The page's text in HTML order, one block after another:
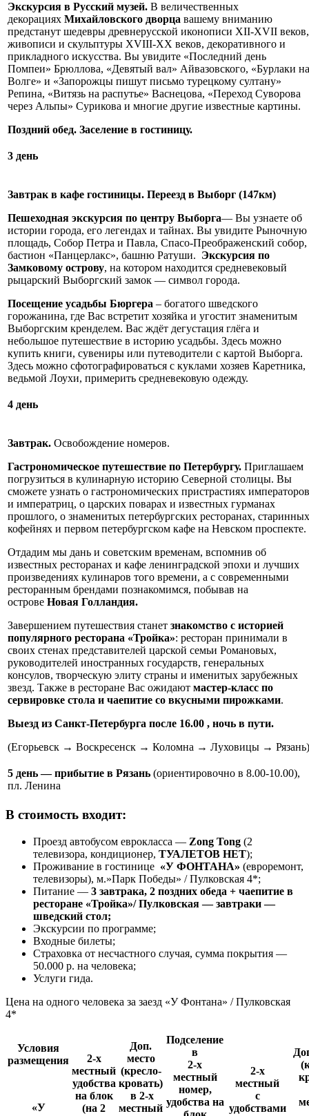
Экскурсия в Русский музей. В величественных
декорациях Михайловского дворца вашему вниманию
предстанут шедевры древнерусской иконописи XII-XVII веков,
живописи и скульптуры XVIII-XX веков, декоративного и
прикладного искусства. Вы увидите «Последний день
Помпеи» Брюллова, «Девятый вал» Айвазовского, «Бурлаки на
Волге» и «Запорожцы пишут письмо турецкому султану»
Репина, «Витязь на распутье» Васнецова, «Переход Суворова
через Альпы» Сурикова и многие другие известные картины.
Поздний обед. Заселение в гостиницу.
3 день
Завтрак в кафе гостиницы. Переезд в Выборг (147км)
Пешеходная экскурсия по центру Выборга— Вы узнаете об
истории города, его легендах и тайнах. Вы увидите Рыночную
площадь, Собор Петра и Павла, Спасо-Преображенский собор,
бастион «Панцерлакс», башню Ратуши. Экскурсия по
Замковому острову, на котором находится средневековый
рыцарский Выборгский замок — символ города.
Посещение усадьбы Бюргера – богатого шведского
горожанина, где Вас встретит хозяйка и угостит знаменитым
Выборгским кренделем. Вас ждёт дегустация глёга и
небольшое путешествие в историю усадьбы. Здесь можно
купить книги, сувениры или путеводители с картой Выборга.
Здесь можно сфотографироваться с куклами хозяев Каретника,
ведьмой Лоухи, примерить средневековую одежду.
4 день
Завтрак. Освобождение номеров.
Гастрономическое путешествие по Петербургу. Приглашаем
погрузиться в кулинарную историю Северной столицы. Вы
сможете узнать о гастрономических пристрастиях императоров
и императриц, о царских поварах и известных гурманах
прошлого, о знаменитых петербургских ресторанах, старинных
кофейнях и первом петербургском кафе на Невском проспекте.
Отдадим мы дань и советским временам, вспомнив об
известных ресторанах и кафе ленинградской эпохи и лучших
произведениях кулинаров того времени, а с современными
ресторанным брендами познакомимся, побывав на
острове Новая Голландия.
Завершением путешествия станет знакомство с историей
популярного ресторана «Тройка»: ресторан принимали в
своих стенах представителей царской семьи Романовых,
руководителей иностранных государств, генеральных
консулов, творческую элиту страны и именитых зарубежных
звезд. Также в ресторане Вас ожидают мастер-класс по
сервировке стола и чаепитие со вкусными пирожками.
Выезд из Санкт-Петербурга после 16.00 , ночь в пути.
(Егорьевск → Воскресенск → Коломна → Луховицы → Рязань)
5 день — прибытие в Рязань (ориентировочно в 8.00-10.00),
пл. Ленина
В стоимость входит:
Проезд автобусом еврокласса — Zong Tong (2
телевизора, кондиционер, ТУАЛЕТОВ НЕТ);
Проживание в гостинице «У ФОНТАНА» (евроремонт,
телевизоры), м.»Парк Победы» / Пулковская 4*;
Питание — 3 завтрака, 2 поздних обеда + чаепитие в
ресторане «Тройка»/ Пулковская — завтраки —
шведский стол;
Экскурсии по программе;
Входные билеты;
Страховка от несчастного случая, сумма покрытия —
50.000 р. на человека;
Услуги гида.
Цена на одного человека за заезд «У Фонтана» /Пулковская
4*
Условия
размещения
«У
2-х
местный
удобства
на блок
(на 2
Доп.
место
(кресло-
кровать)
в 2-х
местный
Подселение
в
2-х
местный
номер,
удобства на
2-х
местный
с
удобствами